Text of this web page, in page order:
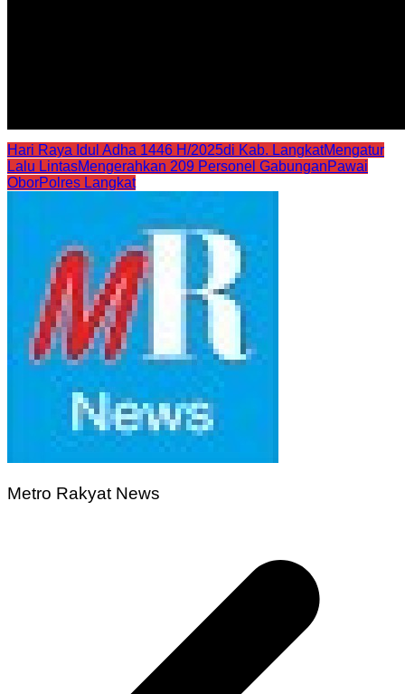
Hari Raya Idul Adha 1446 H/2025di Kab. LangkatMengatur
Lalu LintasMengerahkan 209 Personel GabunganPawai
OborPolres Langkat
Metro Rakyat News